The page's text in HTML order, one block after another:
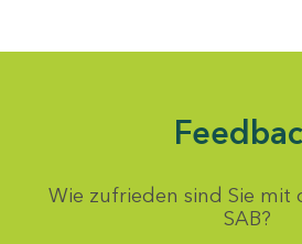
Wie zufrieden sind Sie mit
SAB?